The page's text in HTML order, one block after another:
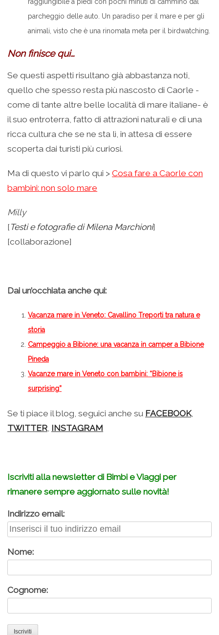
parcheggio delle auto. Un paradiso per il mare e per gli
animali, visto che è una rinomata meta per il birdwatching.
Non finisce qui…
Se questi aspetti risultano già abbastanza noti,
quello che spesso resta più nascosto di Caorle -
come di tante altre belle località di mare italiane- è
il suo entroterra, fatto di attrazioni naturali e di una
ricca cultura che se ne sta lì, in attesa di essere
scoperta dai turisti più curiosi.
Ma di questo vi parlo qui > Cosa fare a Caorle con
bambini: non solo mare
Milly
[ Testi e fotografie di Milena Marchioni]
[collaborazione]
Dai un’occhiata anche qui:
Vacanza mare in Veneto: Cavallino Treporti tra natura e
storia
Campeggio a Bibione: una vacanza in camper a Bibione
Pineda
Vacanze mare in Veneto con bambini: “Bibione is
surprising”
Se ti piace il blog, seguici anche su FACEBOOK,
TWITTER INSTAGRAM
Iscriviti alla newsletter di Bimbi e Viaggi per
rimanere sempre aggiornato sulle novità!
Indirizzo email:
Nome:
Cognome: